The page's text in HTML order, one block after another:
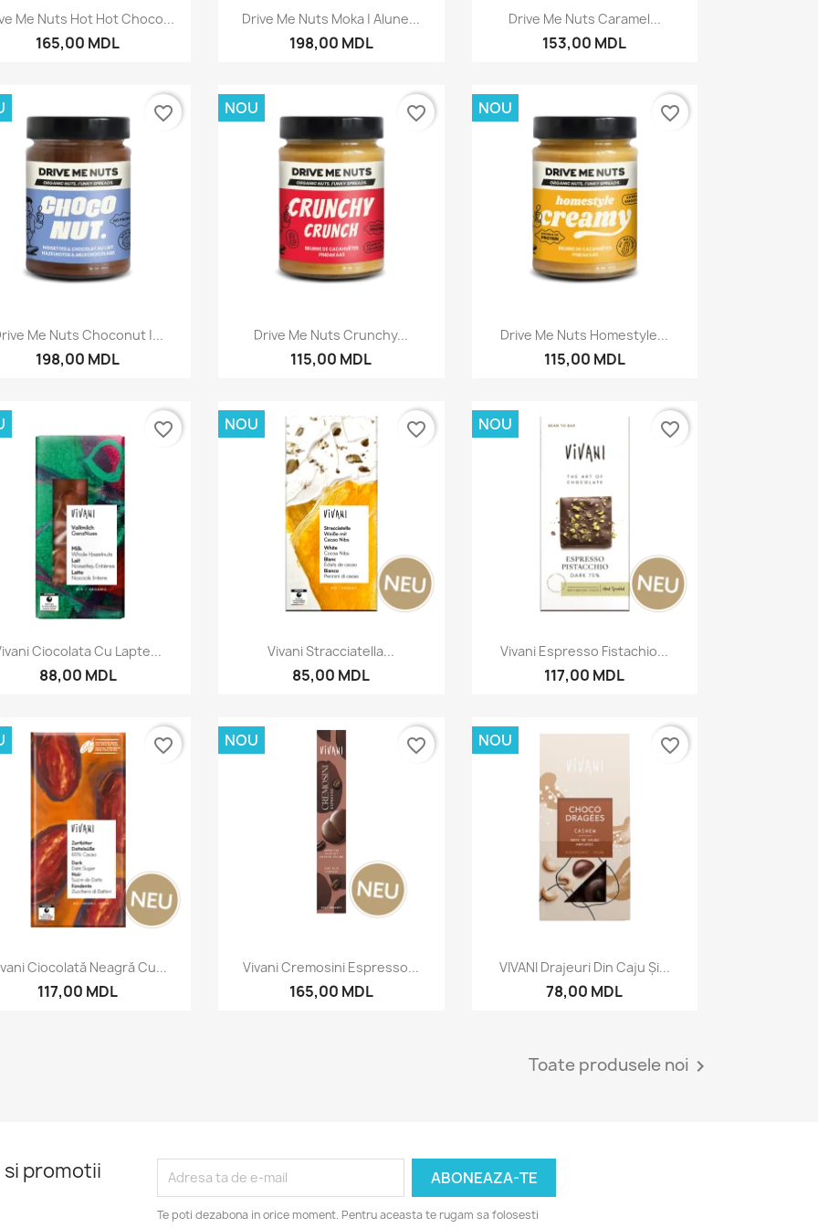
Vizualizare rapida
Me Nuts Hot Hot Choco...
165,00 MDL
 Vizualizare rapida
Drive Me Nuts Moka | Alune...
198,00 MDL
Vizualizare rapida
Drive Me Nuts Caramel...
153,00 MDL
 Vizualizare rapida
Me Nuts Choconut |...
198,00 MDL
favorite_border
Vizualizare rapida
Drive Me Nuts Crunchy...
115,00 MDL
NOU favorite_border
Vizualizare rapida
Drive Me Nuts Homestyle...
115,00 MDL
NOU favorite_border
Vizualizare rapida
Ciocolata Cu Lapte...
88,00 MDL
favorite_border
Vizualizare rapida
Vivani Stracciatella...
85,00 MDL
NOU favorite_border
Vizualizare rapida
Vivani Espresso Fistachio...
117,00 MDL
NOU favorite_border
Vizualizare rapida
Ciocolată Neagră Cu...
117,00 MDL
favorite_border
Vizualizare rapida
Vivani Cremosini Espresso...
165,00 MDL
NOU favorite_border
Vizualizare rapida
VIVANI Drajeuri Din Caju Și...
78,00 MDL
NOU favorite_border
Toate produsele noi 
promotii
Te poti dezabona in orice moment. Pentru aceasta te rugam sa folosesti